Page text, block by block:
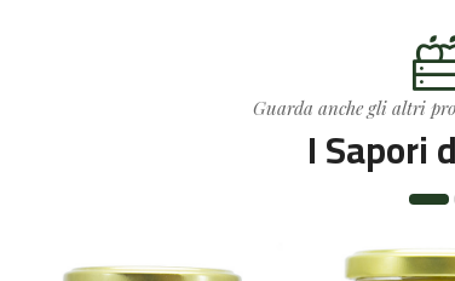
Guarda anche gli altri
I Sapori